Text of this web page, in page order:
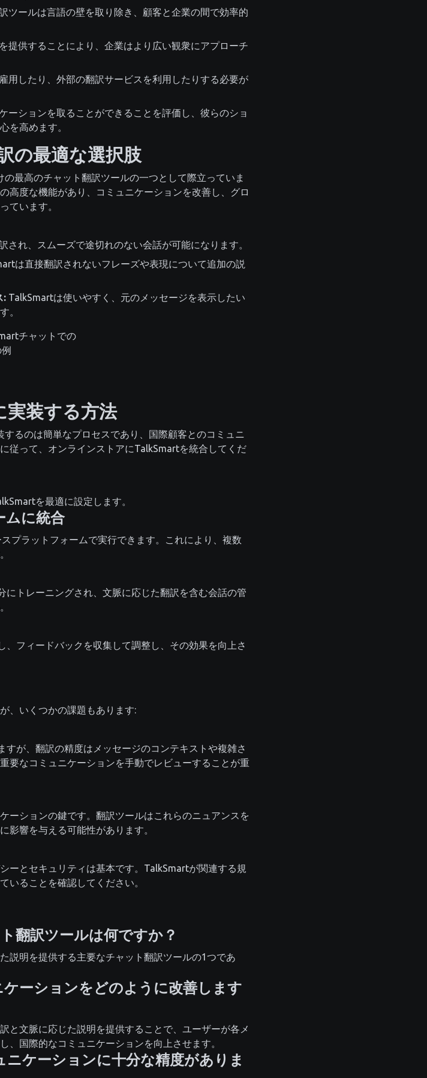
ツールは言語の壁を取り除き、顧客と企業の間で効率的
提供することにより、企業はより広い観衆にアプローチ
用したり、外部の翻訳サービスを利用したりする必要が
ーションを取ることができることを評価し、彼らのショ
を高めます。
の最適な選択肢
最高のチャット翻訳ツールの一つとして際立っていま
高度な機能があり、コミュニケーションを改善し、グロ
ています。
され、スムーズで途切れのない会話が可能になります。
は直接翻訳されないフレーズや表現について追加の説
: TalkSmartは使いやすく、元のメッセージを表示したい
。
装する方法
るのは簡単なプロセスであり、国際顧客とのコミュニ
従って、オンラインストアにTalkSmartを統合してくだ
を最適に設定します。
ムに統合
プラットフォームで実行できます。これにより、複数
トレーニングされ、文脈に応じた翻訳を含む会話の管
フィードバックを収集して調整し、その効果を向上さ
、いくつかの課題もあります:
が、翻訳の精度はメッセージのコンテキストや複雑さ
要なコミュニケーションを手動でレビューすることが重
ーションの鍵です。翻訳ツールはこれらのニュアンスを
影響を与える可能性があります。
ーとセキュリティは基本です。TalkSmartが関連する規
いることを確認してください。
翻訳ツールは何ですか？
説明を提供する主要なチャット翻訳ツールの1つであ
ーションをどのように改善します
と文脈に応じた説明を提供することで、ユーザーが各メ
、国際的なコミュニケーションを向上させます。
ケーションに十分な精度がありま